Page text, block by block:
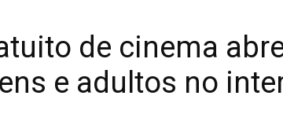
de cinema
e adultos no